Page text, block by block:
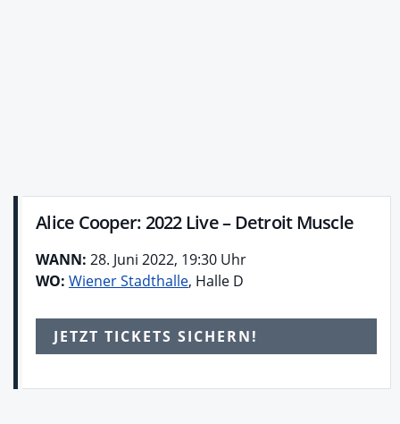
Alice Cooper: 2022 Live – Detroit Muscle
WANN: 28. Juni 2022, 19:30 Uhr
WO: Wiener Stadthalle, Halle D
JETZT TICKETS SICHERN!